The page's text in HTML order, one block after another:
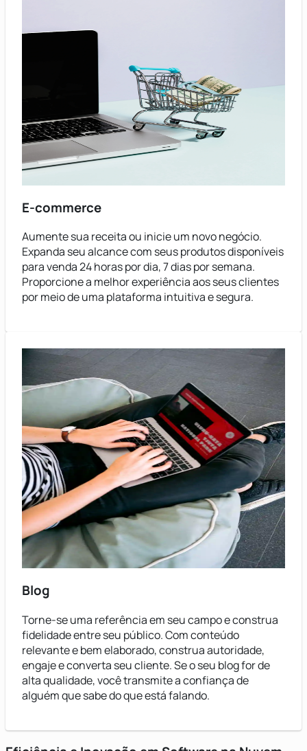
E-commerce
Aumente sua receita ou inicie um novo negócio.
Expanda seu alcance com seus produtos disponíveis
para venda 24 horas por dia, 7 dias por semana.
Proporcione a melhor experiência aos seus clientes
por meio de uma plataforma intuitiva e segura.
Blog
Torne-se uma referência em seu campo e construa
fidelidade entre seu público. Com conteúdo
relevante e bem elaborado, construa autoridade,
engaje e converta seu cliente. Se o seu blog for de
alta qualidade, você transmite a confiança de
alguém que sabe do que está falando.